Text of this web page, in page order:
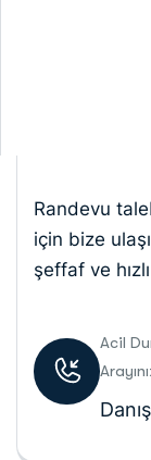
Randevu
için bize
şeffaf ve
Acil